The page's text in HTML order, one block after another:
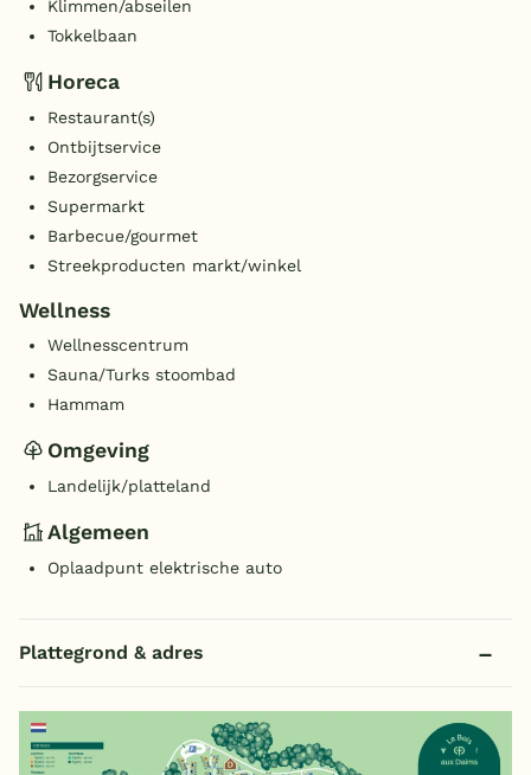
Klimmen/abseilen
Tokkelbaan
Horeca
Restaurant(s)
Ontbijtservice
Bezorgservice
Supermarkt
Barbecue/gourmet
Streekproducten markt/winkel
Wellness
Wellnesscentrum
Sauna/Turks stoombad
Hammam
Omgeving
Landelijk/platteland
Algemeen
Oplaadpunt elektrische auto
Plattegrond & adres